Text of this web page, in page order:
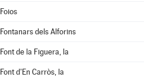
Foios
Fontanars dels Alforins
Font de la Figuera, la
Font d'En Carròs, la